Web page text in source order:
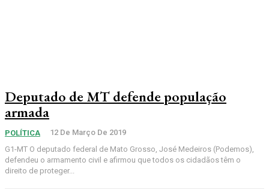
Deputado de MT defende população
armada
POLÍTICA
12 De Março De 2019
G1-MT O deputado federal de Mato Grosso, José Medeiros (Podemos),
defendeu o armamento civil e afirmou que todos os cidadãos têm o
direito de proteger...